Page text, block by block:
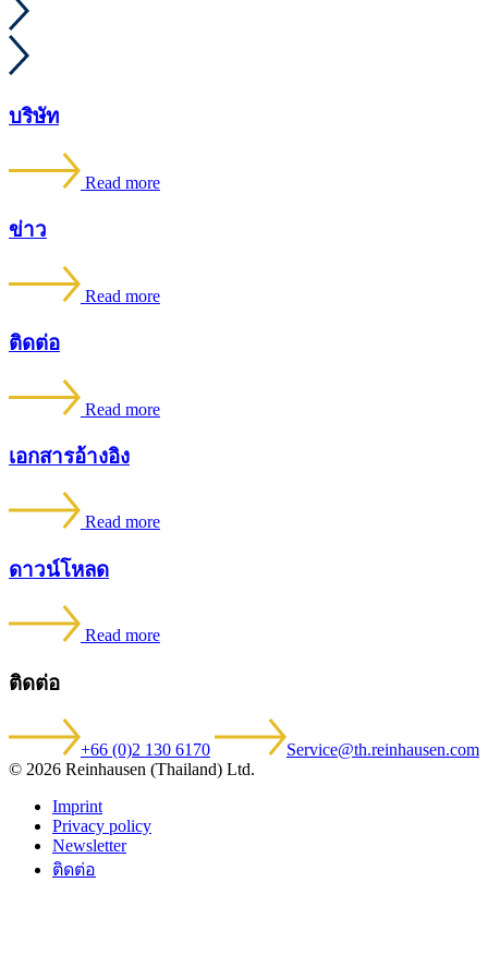
บริษัท
Read more
ข่าว
Read more
ติดต่อ
Read more
เอกสารอ้างอิง
Read more
ดาวน์โหลด
Read more
ติดต่อ
+66 (0)2 130 6170
Service@th.reinhausen.com
© 2026 Reinhausen (Thailand) Ltd.
Imprint
Privacy policy
Newsletter
ติดต่อ